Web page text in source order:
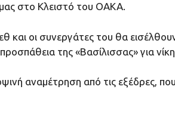
στο Κλειστό του ΟΑΚΑ.
και οι συνεργάτες του θα
της «Βασίλισσας» για
αναμέτρηση από τις εξέδρες,